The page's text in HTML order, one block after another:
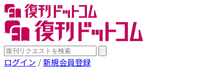
ログイン /新規会員登録